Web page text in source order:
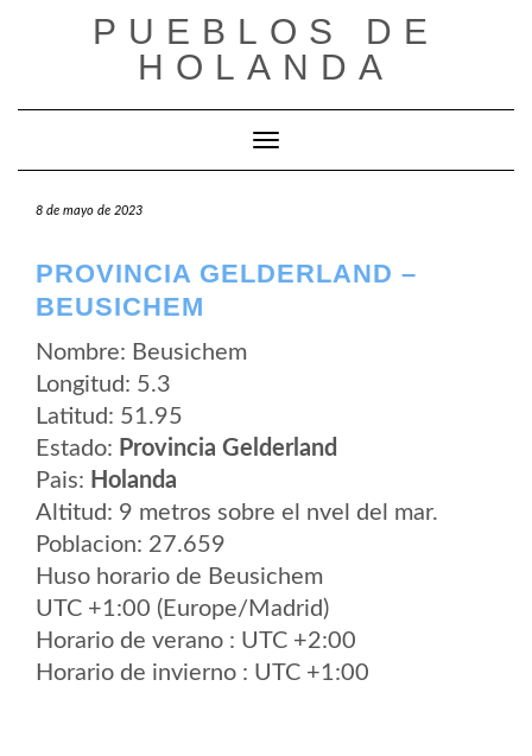
PUEBLOS DE
HOLANDA
Cambiar modo de navegación
8 de mayo de 2023
PROVINCIA GELDERLAND –
BEUSICHEM
Nombre: Beusichem
Longitud: 5.3
Latitud: 51.95
Estado: Provincia Gelderland
Pais: Holanda
Altitud: 9 metros sobre el nvel del mar.
Poblacion: 27.659
Huso horario de Beusichem
UTC +1:00 (Europe/Madrid)
Horario de verano : UTC +2:00
Horario de invierno : UTC +1:00